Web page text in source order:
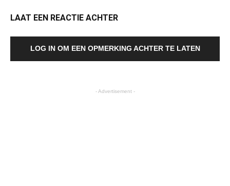
LAAT EEN REACTIE ACHTER
LOG IN OM EEN OPMERKING ACHTER TE LATEN
- Advertisement -